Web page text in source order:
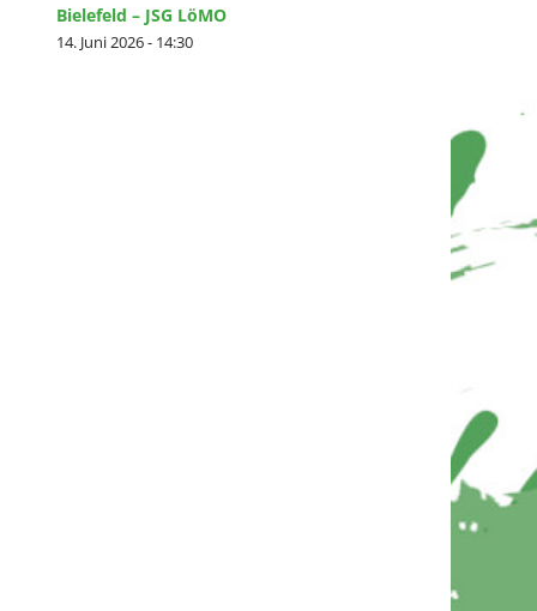
Bielefeld – JSG LöMO
14. Juni 2026 - 14:30